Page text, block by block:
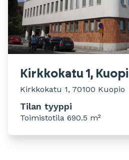
Kirkkokatu 1,
Kirkkokatu 1, 70100 Kuopio
Tilan tyyppi
Toimistotila 690.5 m²